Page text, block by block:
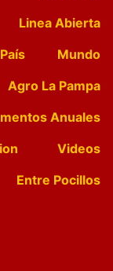
Linea Abierta
País
Mundo
Agro La Pampa
Anuales
Videos
Entre Pocillos